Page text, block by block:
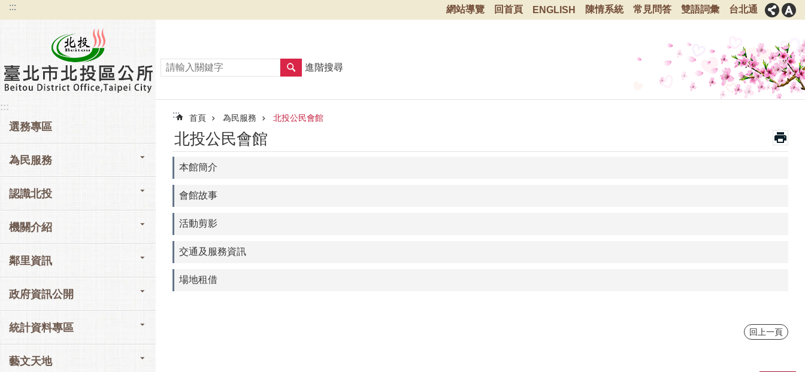
跳到主要內容區塊
::: 網站導覽 回首頁 ENGLISH 陳情系統 常見問答 雙語詞彙 台北通
:::
選務專區
為民服務
認識北投
機關介紹
鄰里資訊
政府資訊公開
統計資料專區
藝文天地
進階搜尋
::: 首頁 為民服務 北投公民會館
北投公民會館
本館簡介
會館故事
活動剪影
交通及服務資訊
場地租借
回上一頁